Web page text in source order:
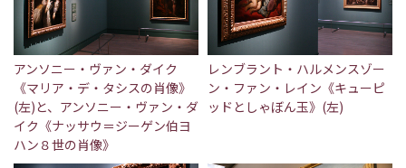
アンソニー・ヴァン・ダイク
《マリア・デ・タシスの肖像》
(左)と、アンソニー・ヴァン・ダ
イク《ナッサウ＝ジーゲン伯ヨ
ハン８世の肖像》
レンブラント・ハルメンスゾー
ン・ファン・レイン《キューピ
ッドとしゃぼん玉》(左)